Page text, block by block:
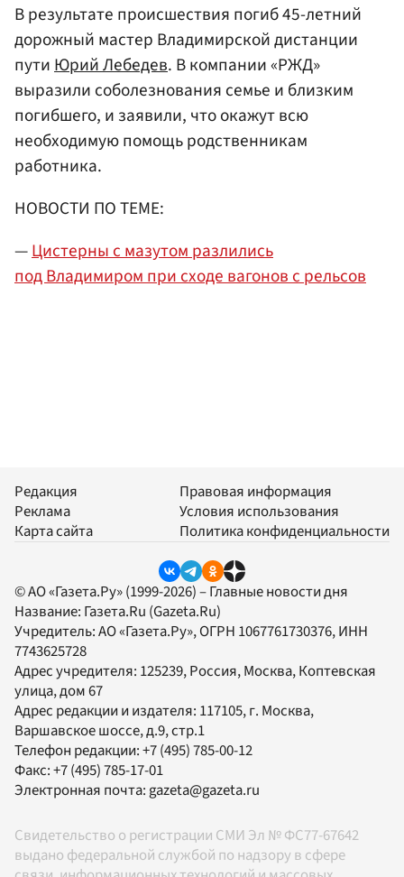
В результате происшествия погиб 45-летний
дорожный мастер Владимирской дистанции
путиЮрий Лебедев. В компании «РЖД»
выразили соболезнования семье и близким
погибшего, и заявили, что окажут всю
необходимую помощь родственникам
работника.
НОВОСТИ ПО ТЕМЕ:
—Цистерны с мазутом разлились
под Владимиром при сходе вагонов с рельсов
Редакция
Реклама
Карта сайта
Правовая информация
Условия использования
Политика конфиденциальности
© АО «Газета.Ру» (1999-2026) – Главные новости дня
Название: Газета.Ru (Gazeta.Ru)
Учредитель:АО «Газета.Ру», ОГРН 1067761730376, ИНН
7743625728
Адрес учредителя: 125239, Россия, Москва, Коптевская
улица, дом 67
Адрес редакции и издателя: 117105, г. Москва,
Варшавское шоссе, д.9, стр.1
Телефон редакции:+7 (495) 785-00-12
Факс:+7 (495) 785-17-01
Электронная почта: gazeta@gazeta.ru
Свидетельство о регистрации СМИ Эл № ФС77-67642
выдано федеральной службой по надзору в сфере